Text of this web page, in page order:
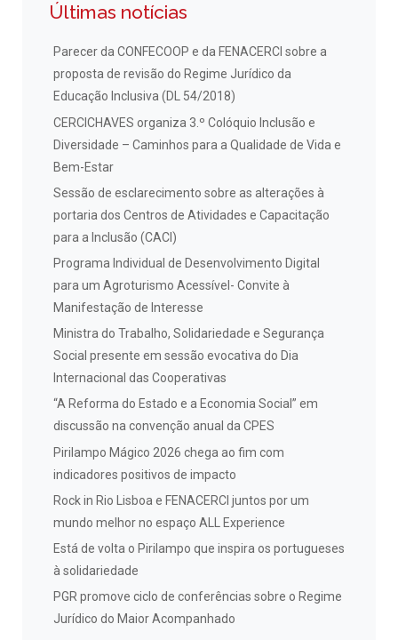
Últimas notícias
Parecer da CONFECOOP e da FENACERCI sobre a
proposta de revisão do Regime Jurídico da
Educação Inclusiva (DL 54/2018)
CERCICHAVES organiza 3.º Colóquio Inclusão e
Diversidade – Caminhos para a Qualidade de Vida e
Bem-Estar
Sessão de esclarecimento sobre as alterações à
portaria dos Centros de Atividades e Capacitação
para a Inclusão (CACI)
Programa Individual de Desenvolvimento Digital
para um Agroturismo Acessível- Convite à
Manifestação de Interesse
Ministra do Trabalho, Solidariedade e Segurança
Social presente em sessão evocativa do Dia
Internacional das Cooperativas
“A Reforma do Estado e a Economia Social” em
discussão na convenção anual da CPES
Pirilampo Mágico 2026 chega ao fim com
indicadores positivos de impacto
Rock in Rio Lisboa e FENACERCI juntos por um
mundo melhor no espaço ALL Experience
Está de volta o Pirilampo que inspira os portugueses
à solidariedade
PGR promove ciclo de conferências sobre o Regime
Jurídico do Maior Acompanhado